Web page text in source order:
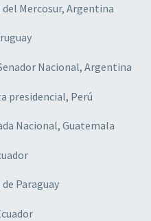
Mercosur, Argentina
Nacional, Argentina
presidencial, Perú
Nacional, Guatemala
Paraguay